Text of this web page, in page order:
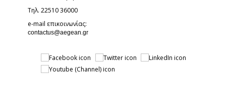
Τηλ. 22510 36000
e-mail επικοινωνίας:
contactus@aegean.gr